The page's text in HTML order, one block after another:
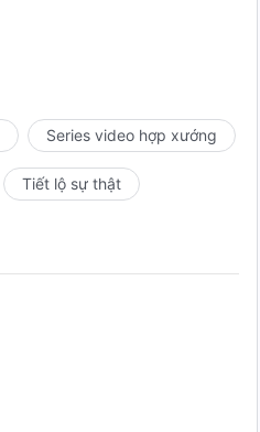
Series video hợp xướng
Tiết lộ sự thật